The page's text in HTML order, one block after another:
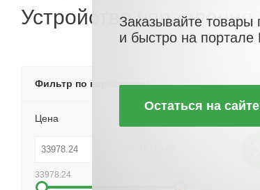
Устройство
Фильтр по параметрам
Цена
33978.24
Заказывайте
и быстро на портале
Остаться на сайте